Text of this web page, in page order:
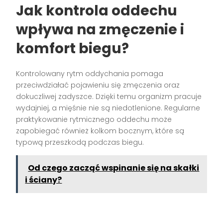
Jak kontrola oddechu
wpływa na zmęczenie i
komfort biegu?
Kontrolowany rytm oddychania pomaga
przeciwdziałać pojawieniu się zmęczenia oraz
dokuczliwej zadyszce. Dzięki temu organizm pracuje
wydajniej, a mięśnie nie są niedotlenione. Regularne
praktykowanie rytmicznego oddechu może
zapobiegać również kolkom bocznym, które są
typową przeszkodą podczas biegu.
Od czego zacząć wspinanie się na skałki
i ściany?